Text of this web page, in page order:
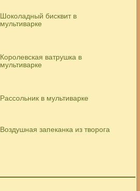
Шоколадный бисквит в
мультиварке
Королевская ватрушка в
мультиварке
Рассольник в мультиварке
Воздушная запеканка из творога